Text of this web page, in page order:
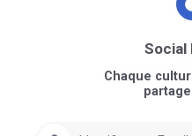
Social
Chaque